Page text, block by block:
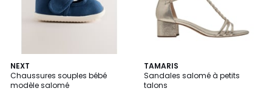
NEXT
Chaussures souples bébé
modèle salomé
2
Couleurs
TAMARIS
Sandales salomé à petits
talons
4,6
/ 5